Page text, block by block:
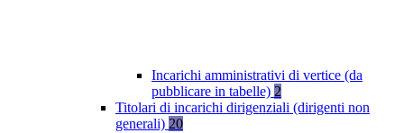
Incarichi amministrativi di vertice (da
pubblicare in tabelle) 2
Titolari di incarichi dirigenziali (dirigenti non
generali) 20